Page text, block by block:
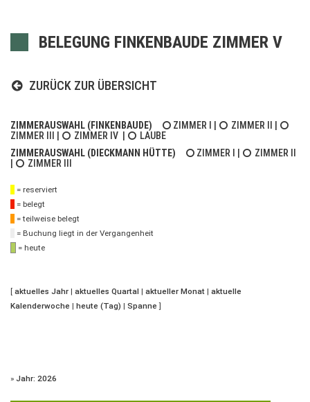
BELEGUNG FINKENBAUDE ZIMMER V
ZURÜCK ZUR ÜBERSICHT
ZIMMERAUSWAHL (FINKENBAUDE) ZIMMER I ZIMMER II
ZIMMER III
ZIMMER IV
LAUBE
ZIMMERAUSWAHL (DIECKMANN HÜTTE)
ZIMMER I
ZIMMER II
ZIMMER III
= reserviert
= belegt
= teilweise belegt
= Buchung liegt in der Vergangenheit
= heute
[ aktuelles Jahr | aktuelles Quartal | aktueller Monat | aktuelle
Kalenderwoche | heute (Tag) | Spanne ]
» Jahr: 2026